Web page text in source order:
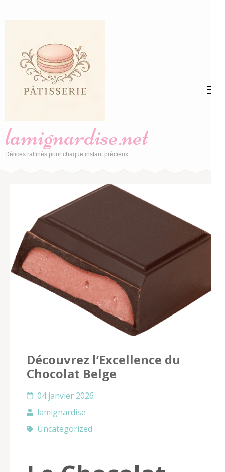
(Pressez
Entrée)
lamignardise.net
Délices raffinés pour chaque instant précieux.
Découvrez l’Excellence du
Chocolat Belge
04 janvier 2026
lamignardise
Uncategorized